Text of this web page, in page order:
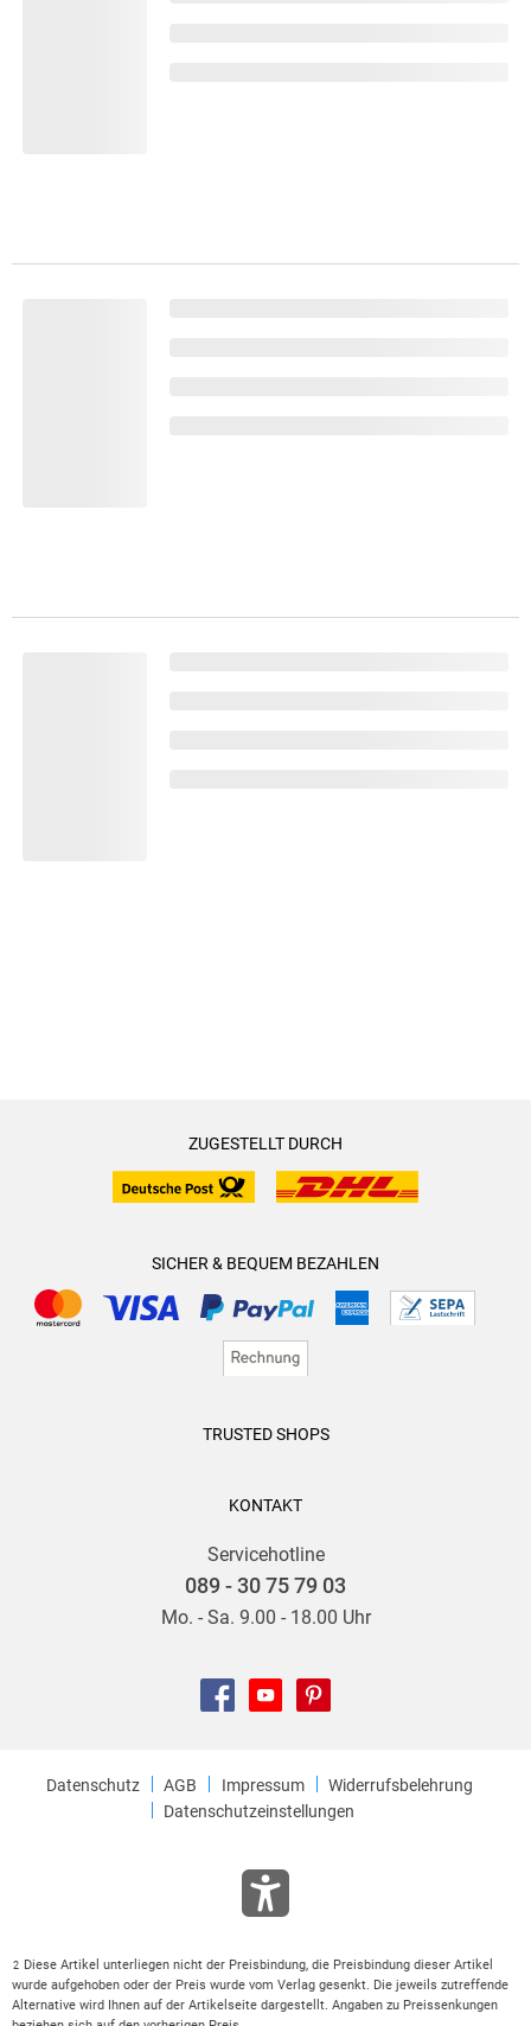
ZUGESTELLT DURCH
SICHER & BEQUEM BEZAHLEN
TRUSTED SHOPS
KONTAKT
Servicehotline
089 - 30 75 79 03
Mo. - Sa. 9.00 - 18.00 Uhr
Datenschutz AGB Impressum
Widerrufsbelehrung
Datenschutzeinstellungen
2
Diese Artikel unterliegen nicht der Preisbindung, die Preisbindung dieser Artikel
wurde aufgehoben oder der Preis wurde vom Verlag gesenkt. Die jeweils zutreffende
Alternative wird Ihnen auf der Artikelseite dargestellt. Angaben zu Preissenkungen